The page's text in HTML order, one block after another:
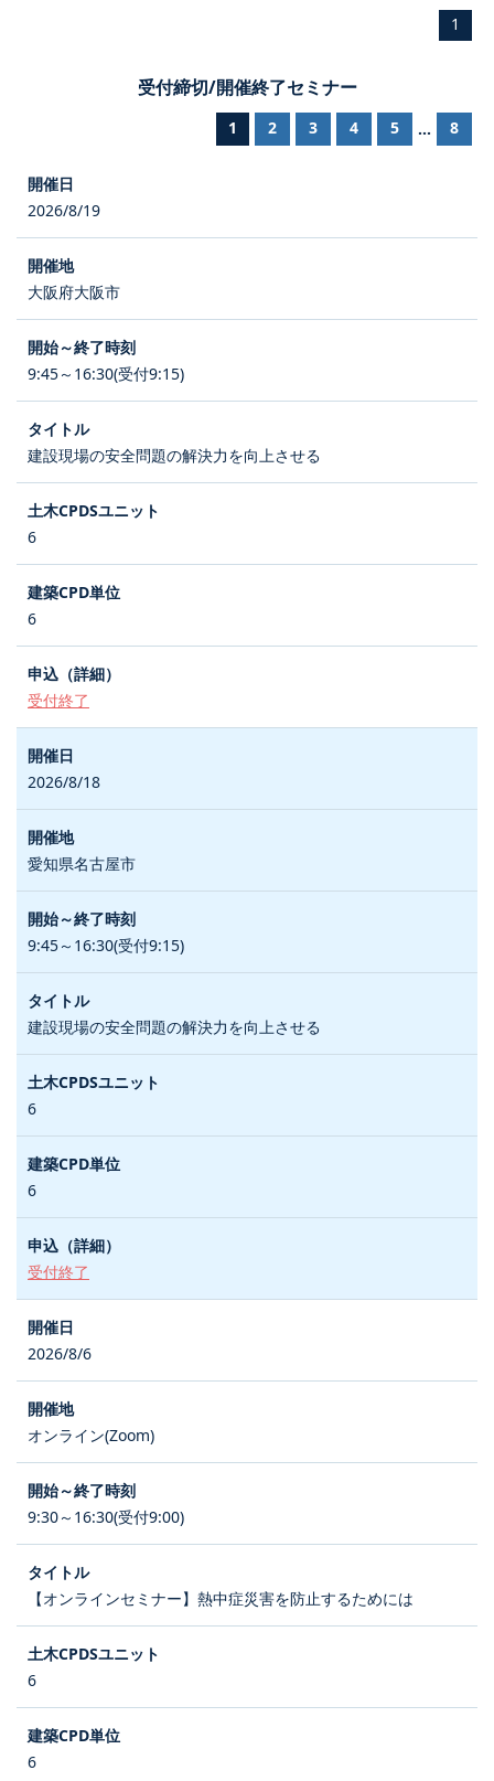
1
受付締切/開催終了セミナー
1 2 3 4 5 ... 8
2026/8/19
大阪府大阪市
9:45～16:30(受付9:15)
建設現場の安全問題の解決力を向上させる
6
6
受付終了
2026/8/18
愛知県名古屋市
9:45～16:30(受付9:15)
建設現場の安全問題の解決力を向上させる
6
6
受付終了
2026/8/6
オンライン(Zoom)
9:30～16:30(受付9:00)
【オンラインセミナー】熱中症災害を防止するためには
6
6